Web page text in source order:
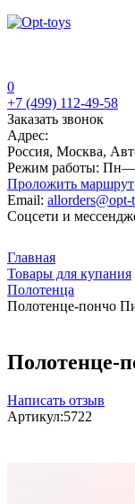
0
+7 (499) 112-49-58
Заказать звонок
Адрес:
Россия, Москва,
Режим работы:
Проложить маршрут
Email: allorders@opt-
Соцсети и
Главная
Товары для купания
Полотенца
Полотенце-пончо
Полотенце-
Написать отзыв
Артикул:5722